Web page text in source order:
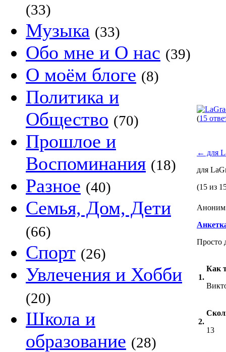
(33)
Музыка (33)
Обо мне и О нас (39)
О моём блоге (8)
Политика и
Общество (70)
Прошлое и
Воспоминания (18)
Разное (40)
Семья, Дом, Дети
(66)
Спорт (26)
Увлечения и Хобби
(20)
Школа и
образование (28)
(15
← для
для
(15 из
Аноним
Просто
1.
Как
2.
13